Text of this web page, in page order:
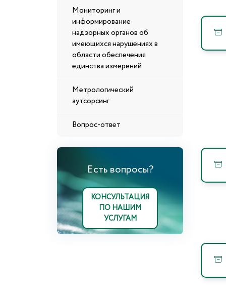
Мониторинг и
информирование
надзорных органов об
имеющихся нарушениях в
области обеспечения
единства измерений
Метрологический
аутсорсинг
Вопрос-ответ
Есть вопросы?
КОНСУЛЬТАЦИЯ
ПО НАШИМ
УСЛУГАМ